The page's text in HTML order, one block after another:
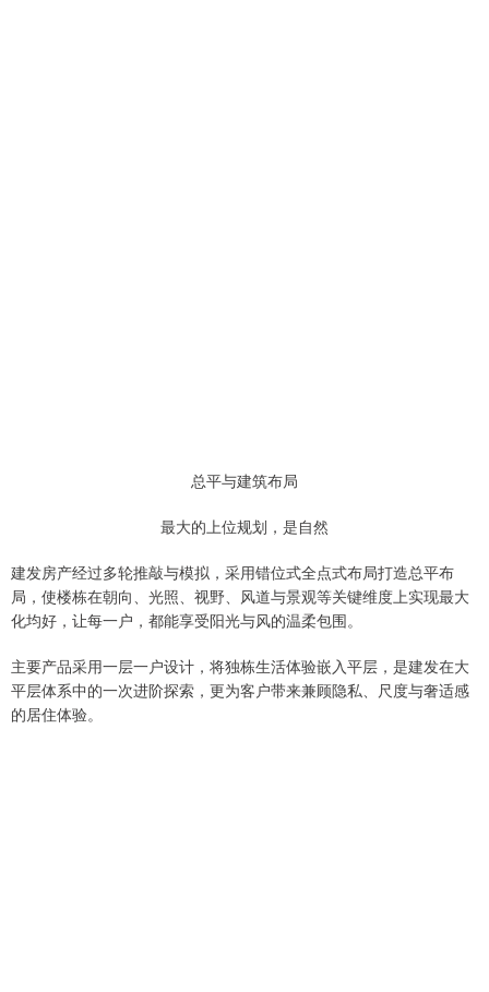
总平与建筑布局
最大的上位规划，是自然
建发房产经过多轮推敲与模拟，采用错位式全点式布局打造总平布
局，使楼栋在朝向、光照、视野、风道与景观等关键维度上实现最大
化均好，让每一户，都能享受阳光与风的温柔包围。
主要产品采用一层一户设计，将独栋生活体验嵌入平层，是建发在大
平层体系中的一次进阶探索，更为客户带来兼顾隐私、尺度与奢适感
的居住体验。